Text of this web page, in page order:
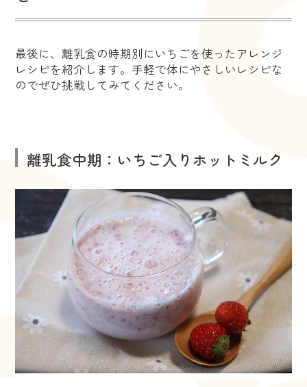
最後に、離乳食の時期別にいちごを使ったアレンジ
レシピを紹介します。手軽で体にやさしいレシピな
のでぜひ挑戦してみてください。
離乳食中期：いちご入りホットミルク